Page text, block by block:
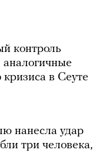
контроль
в Сеуте
нанесла удар
три человека,